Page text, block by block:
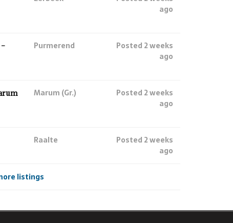
ago
Purmerend
Posted 2 weeks
ago
Marum (Gr.)
Posted 2 weeks
ago
Raalte
Posted 2 weeks
ago
listings